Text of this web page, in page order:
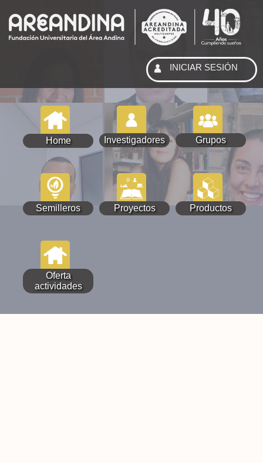
Home Investigadores Grupos
Semilleros Proyectos Productos
Oferta
actividades
INICIAR SESIÓN